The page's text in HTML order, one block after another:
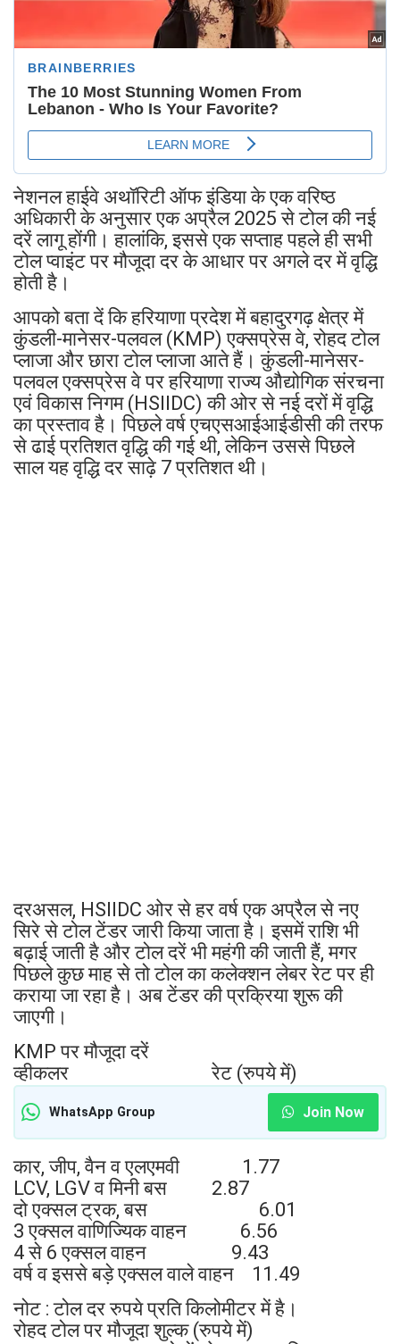
नेशनल हाईवे अथॉरिटी ऑफ इंडिया के एक वरिष्ठ
अधिकारी के अनुसार एक अप्रैल 2025 से टोल की नई
दरें लागू होंगी। हालांकि, इससे एक सप्ताह पहले ही सभी
टोल प्वाइंट पर मौजूदा दर के आधार पर अगले दर में वृद्धि
होती है।
आपको बता दें कि हरियाणा प्रदेश में बहादुरगढ़ क्षेत्र में
कुंडली-मानेसर-पलवल (KMP) एक्सप्रेस वे, रोहद टोल
प्लाजा और छारा टोल प्लाजा आते हैं। कुंडली-मानेसर-
पलवल एक्सप्रेस वे पर हरियाणा राज्य औद्योगिक संरचना
एवं विकास निगम (HSIIDC) की ओर से नई दरों में वृद्धि
का प्रस्ताव है। पिछले वर्ष एचएसआईआईडीसी की तरफ
से ढाई प्रतिशत वृद्धि की गई थी, लेकिन उससे पिछले
साल यह वृद्धि दर साढ़े 7 प्रतिशत थी।
दरअसल, HSIIDC ओर से हर वर्ष एक अप्रैल से नए
सिरे से टोल टेंडर जारी किया जाता है। इसमें राशि भी
बढ़ाई जाती है और टोल दरें भी महंगी की जाती हैं, मगर
पिछले कुछ माह से तो टोल का कलेक्शन लेबर रेट पर ही
कराया जा रहा है। अब टेंडर की प्रक्रिया शुरू की
जाएगी।
KMP पर मौजूदा दरें
व्हीकलर रेट (रुपये में)
WhatsApp Group Join Now
कार, जीप, वैन व एलएमवी 1.77
LCV, LGV व मिनी बस 2.87
दो एक्सल ट्रक, बस 6.01
3 एक्सल वाणिज्यिक वाहन 6.56
4 से 6 एक्सल वाहन 9.43
वर्ष व इससे बड़े एक्सल वाले वाहन 11.49
नोट : टोल दर रुपये प्रति किलोमीटर में है।
रोहद टोल पर मौजूदा शुल्क (रुपये में)